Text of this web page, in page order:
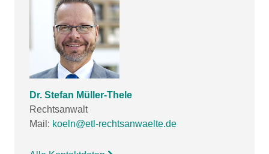
Dr. Stefan Müller-Thele
Rechtsanwalt
Mail: koeln@etl-rechtsanwaelte.de